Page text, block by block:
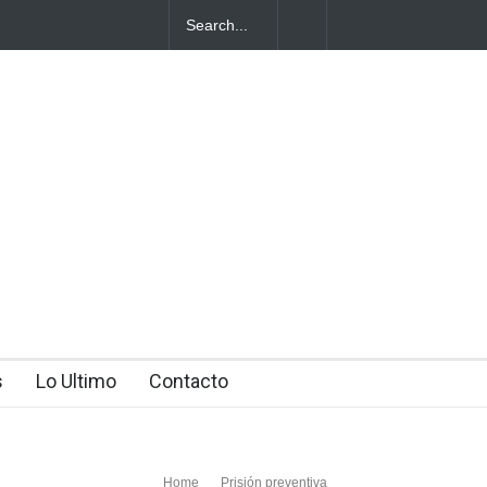
de su
Lo Ultimo Contacto
Home Prisión preventiva